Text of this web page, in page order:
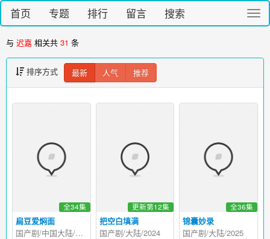
切
换
首页 专题 排行 留言 搜索
与 迟嘉 相关共 31 条
排序方式 最新 人气 推荐
扁豆爱焖面
全34集
国产剧/中国大陆/2026
把空白填满
更新第12集
国产剧/大陆/2024
锦囊妙录
全36集
国产剧/大陆/2025